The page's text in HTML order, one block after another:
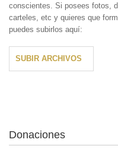
conscientes. Si posees fotos,
carteles, etc y quieres que
puedes subirlos aquí:
SUBIR ARCHIVOS
Donaciones